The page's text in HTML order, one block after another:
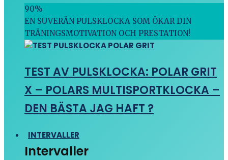
90%
EN SUVERÄN PULSKLOCKA SOM ÖKAR DIN
TRÄNINGSMOTIVATION OCH PRESTATION!
TEST AV PULSKLOCKA: POLAR GRIT
X – POLARS MULTISPORTKLOCKA –
DEN BÄSTA JAG HAFT ?
INTERVALLER
Intervaller